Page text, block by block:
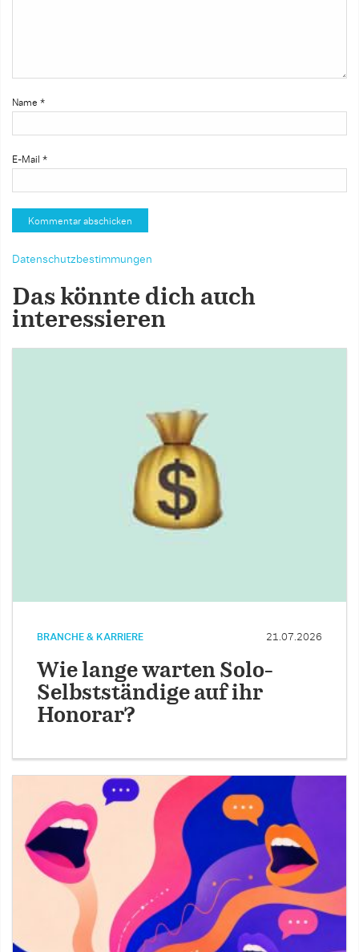
Name *
E-Mail *
Datenschutzbestimmungen
Das könnte dich auch
interessieren
BRANCHE & KARRIERE 21.07.2026
Wie lange warten Solo-
Selbstständige auf ihr
Honorar?